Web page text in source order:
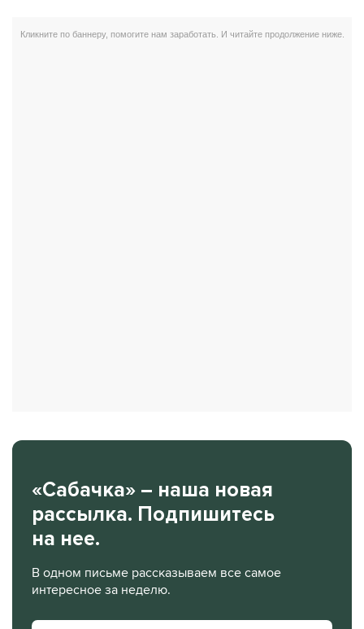
«Сабачка» – наша новая
рассылка. Подпишитесь
на нее.
В одном письме рассказываем все самое
интересное за неделю.